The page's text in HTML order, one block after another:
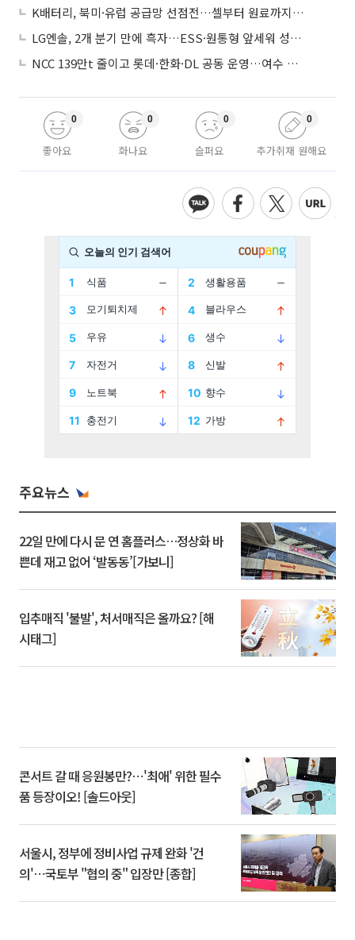
K배터리, 북미·유럽 공급망 선점전…셀부터 원료까지 현지화
LG엔솔, 2개 분기 만에 흑자…ESS·원통형 앞세워 성장 가속
NCC 139만t 줄이고 롯데·한화·DL 공동 운영…여수 1호 본궤도
좋아요
0
화나요
0
슬퍼요
0
추가취재 원해요
0
주요뉴스
22일 만에 다시 문 연 홈플러스…정상화 바
쁜데 재고 없어 ‘발동동’[가보니]
입추매직 '불발', 처서매직은 올까요? [해
시태그]
콘서트 갈 때 응원봉만?⋯'최애' 위한 필수
품 등장이오! [솔드아웃]
서울시, 정부에 정비사업 규제 완화 '건
의'⋯국토부 "협의 중" 입장만 [종합]